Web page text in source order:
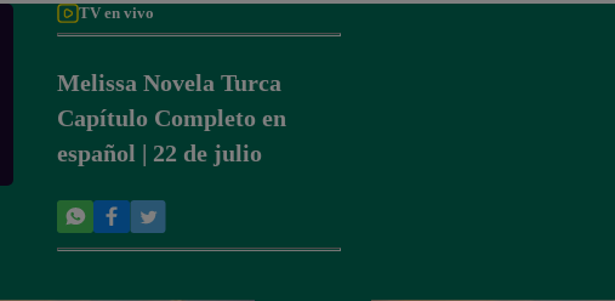
TV en vivo
Melissa Novela Turca
Capítulo Completo en
español | 22 de julio